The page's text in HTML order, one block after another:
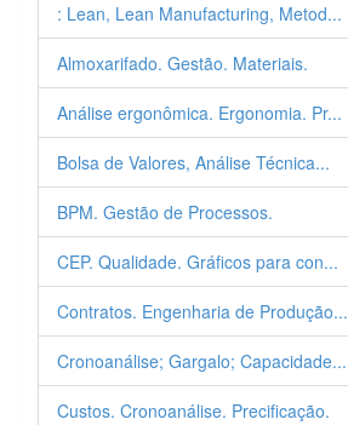
: Lean, Lean Manufacturing, Metod...
Almoxarifado. Gestão. Materiais.
Análise ergonômica. Ergonomia. Pr...
Bolsa de Valores, Análise Técnica...
BPM. Gestão de Processos.
CEP. Qualidade. Gráficos para con...
Contratos. Engenharia de Produção...
Cronoanálise; Gargalo; Capacidade...
Custos. Cronoanálise. Precificação.